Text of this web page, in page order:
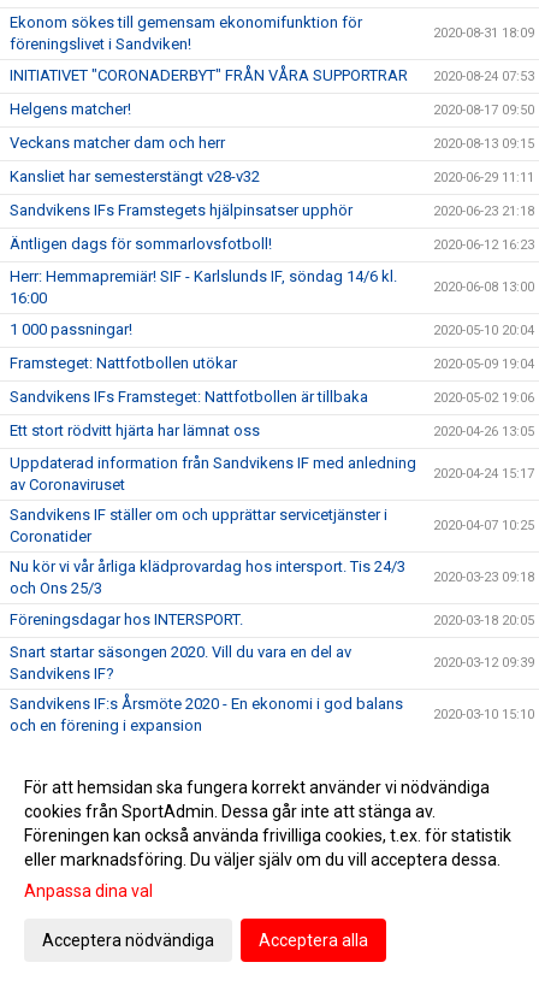
Ekonom sökes till gemensam ekonomifunktion för
föreningslivet i Sandviken!
2020-08-31 18:09
INITIATIVET "CORONADERBYT" FRÅN VÅRA SUPPORTRAR 2020-08-24 07:53
Helgens matcher! 2020-08-17 09:50
Veckans matcher dam och herr 2020-08-13 09:15
Kansliet har semesterstängt v28-v32 2020-06-29 11:11
Sandvikens IFs Framstegets hjälpinsatser upphör 2020-06-23 21:18
Äntligen dags för sommarlovsfotboll! 2020-06-12 16:23
Herr: Hemmapremiär! SIF - Karlslunds IF, söndag 14/6 kl.
16:00
2020-06-08 13:00
1 000 passningar! 2020-05-10 20:04
Framsteget: Nattfotbollen utökar 2020-05-09 19:04
Sandvikens IFs Framsteget: Nattfotbollen är tillbaka 2020-05-02 19:06
Ett stort rödvitt hjärta har lämnat oss 2020-04-26 13:05
Uppdaterad information från Sandvikens IF med anledning
av Coronaviruset
2020-04-24 15:17
Sandvikens IF ställer om och upprättar servicetjänster i
Coronatider
2020-04-07 10:25
Nu kör vi vår årliga klädprovardag hos intersport. Tis 24/3
och Ons 25/3
2020-03-23 09:18
Föreningsdagar hos INTERSPORT. 2020-03-18 20:05
Snart startar säsongen 2020. Vill du vara en del av
Sandvikens IF?
2020-03-12 09:39
Sandvikens IF:s Årsmöte 2020 - En ekonomi i god balans
och en förening i expansion
2020-03-10 15:10
Årsmöte 9:e mars 2020-03-06 08:29
SIF - DIF kl. 19:00 idag. Färre än 20 biljetter kvar!!! 2020-03-02 13:22
Dags för SUPERWEEK! 2020-02-20 17:20
Herr: Svenska Cupen, SIF - Mjällby lördag 22/2 kl. 12:30
Sandvikens IF finalist i fem av priskatergorierna vid
Gästriklands Idrottsgala
För att hemsidan ska fungera korrekt använder vi nödvändiga
cookies från SportAdmin. Dessa går inte att stänga av.
Föreningen kan också använda frivilliga cookies, t.ex. för statistik
eller marknadsföring. Du väljer själv om du vill acceptera dessa.
Anpassa dina val
Acceptera nödvändiga Acceptera alla